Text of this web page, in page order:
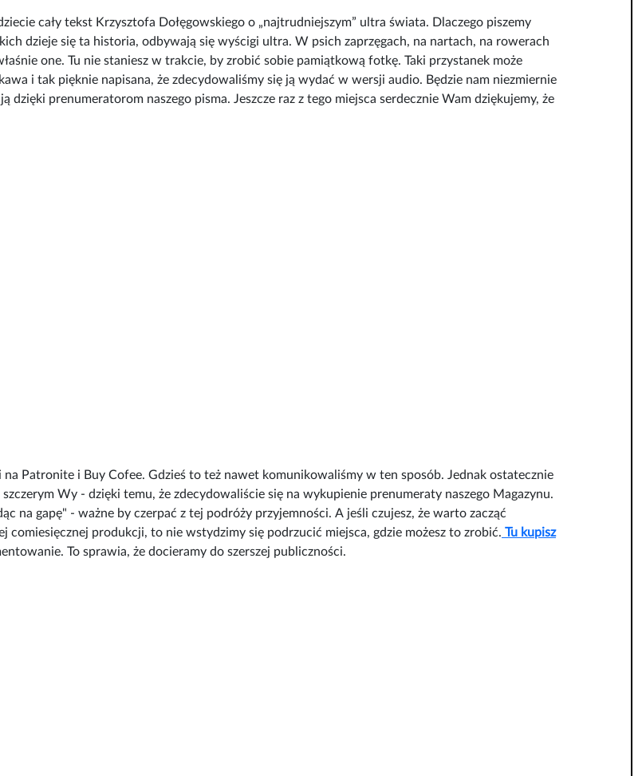
cały tekst Krzysztofa Dołęgowskiego o „najtrudniejszym” ultra świata. Dlaczego piszemy
dzieje się ta historia, odbywają się wyścigi ultra. W psich zaprzęgach, na nartach, na rowerach
one. Tu nie staniesz w trakcie, by zrobić sobie pamiątkową fotkę. Taki przystanek może
i tak pięknie napisana, że zdecydowaliśmy się ją wydać w wersji audio. Będzie nam niezmiernie
prenumeratorom naszego pisma. Jeszcze raz z tego miejsca serdecznie Wam dziękujemy, że
Patronite i Buy Cofee. Gdzieś to też nawet komunikowaliśmy w ten sposób. Jednak ostatecznie
Wy - dzięki temu, że zdecydowaliście się na wykupienie prenumeraty naszego Magazynu.
na gapę" - ważne by czerpać z tej podróży przyjemności. A jeśli czujesz, że warto zacząć
produkcji, to nie wstydzimy się podrzucić miejsca, gdzie możesz to zrobić. Tu kupisz
To sprawia, że docieramy do szerszej publiczności.